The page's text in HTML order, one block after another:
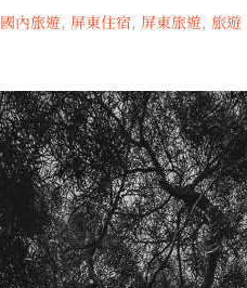
國內旅遊, 屏東住宿, 屏東旅遊, 旅遊